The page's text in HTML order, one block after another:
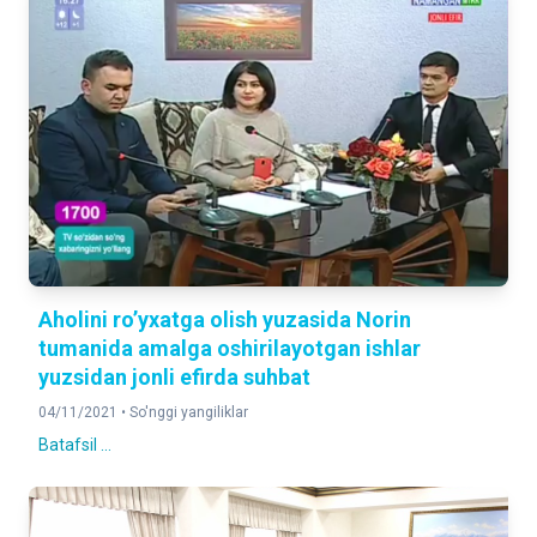
Aholini ro’yxatga olish yuzasida Norin
tumanida amalga oshirilayotgan ishlar
yuzsidan jonli efirda suhbat
04/11/2021 • So'nggi yangiliklar
Batafsil ...